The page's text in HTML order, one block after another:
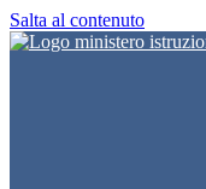
Salta al contenuto